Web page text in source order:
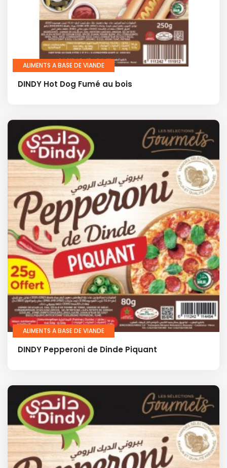
ALIMENTS A BASE DE VIANDE
DINDY Hot Dog Fumé au bois
ALIMENTS A BASE DE VIANDE
DINDY Pepperoni de Dinde Piquant